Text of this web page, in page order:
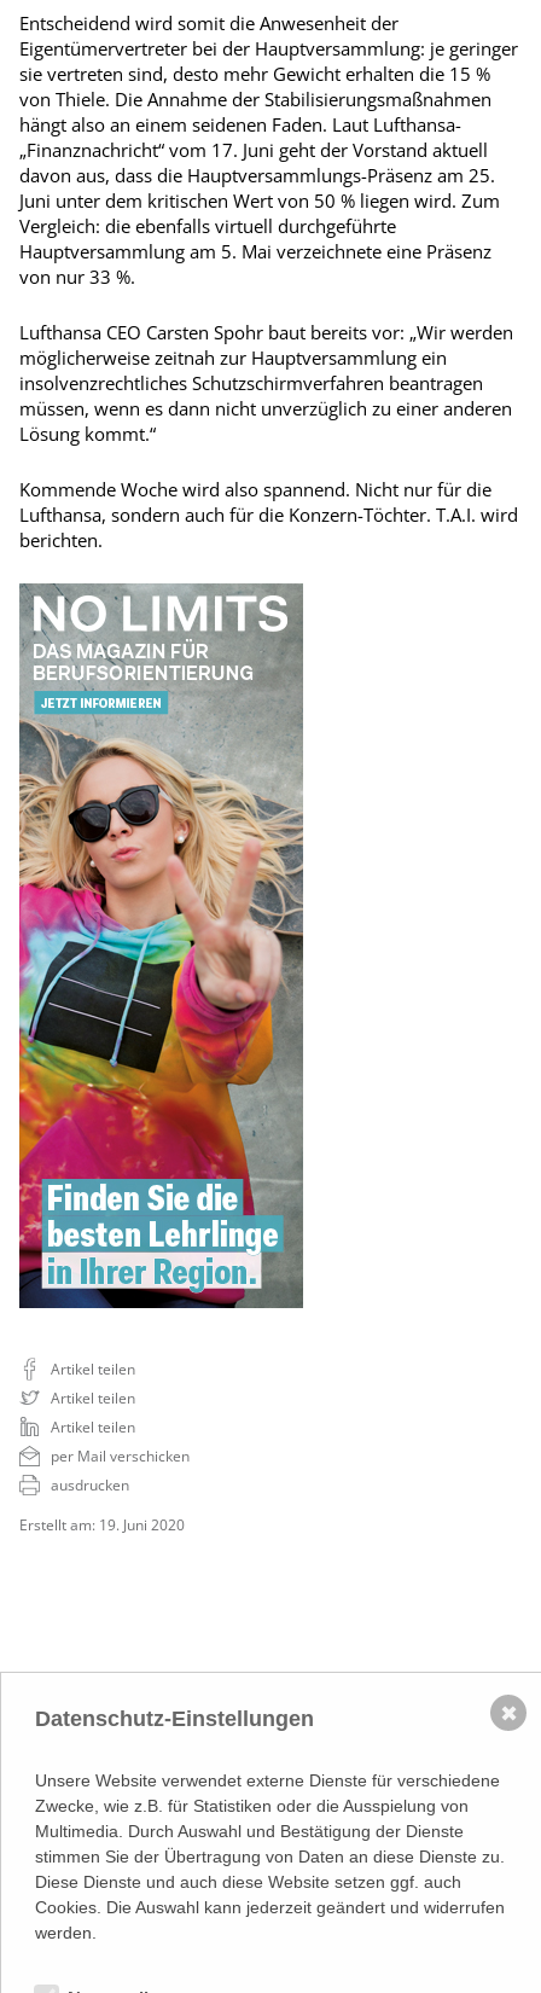
Entscheidend wird somit die Anwesenheit der
Eigentümervertreter bei der Hauptversammlung: je geringer
sie vertreten sind, desto mehr Gewicht erhalten die 15 %
von Thiele. Die Annahme der Stabilisierungsmaßnahmen
hängt also an einem seidenen Faden. Laut Lufthansa-
„Finanznachricht“ vom 17. Juni geht der Vorstand aktuell
davon aus, dass die Hauptversammlungs-Präsenz am 25.
Juni unter dem kritischen Wert von 50 % liegen wird. Zum
Vergleich: die ebenfalls virtuell durchgeführte
Hauptversammlung am 5. Mai verzeichnete eine Präsenz
von nur 33 %.
Lufthansa CEO Carsten Spohr baut bereits vor: „Wir werden
möglicherweise zeitnah zur Hauptversammlung ein
insolvenzrechtliches Schutzschirmverfahren beantragen
müssen, wenn es dann nicht unverzüglich zu einer anderen
Lösung kommt.“
Kommende Woche wird also spannend. Nicht nur für die
Lufthansa, sondern auch für die Konzern-Töchter. T.A.I. wird
berichten.
Artikel teilen
Artikel teilen
Artikel teilen
per Mail verschicken
ausdrucken
Erstellt am: 19. Juni 2020
NACH OBEN
Österreichischer
Wirtschaftsverlag GmbH
Lassallestraße 7a, Unit 5, Top 101-
1
1020 Wien
Google Maps)
Kontakt
T (+43 1) 546 64-0
Datenschutz-Einstellungen
Unsere Website verwendet externe Dienste für verschiedene
Zwecke, wie z.B. für Statistiken oder die Ausspielung von
Multimedia. Durch Auswahl und Bestätigung der Dienste
stimmen Sie der Übertragung von Daten an diese Dienste zu.
Diese Dienste und auch diese Website setzen ggf. auch
Cookies. Die Auswahl kann jederzeit geändert und widerrufen
werden.
✖